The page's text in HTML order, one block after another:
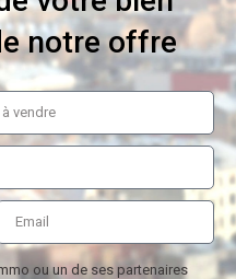
notre offre
ou un de ses partenaires